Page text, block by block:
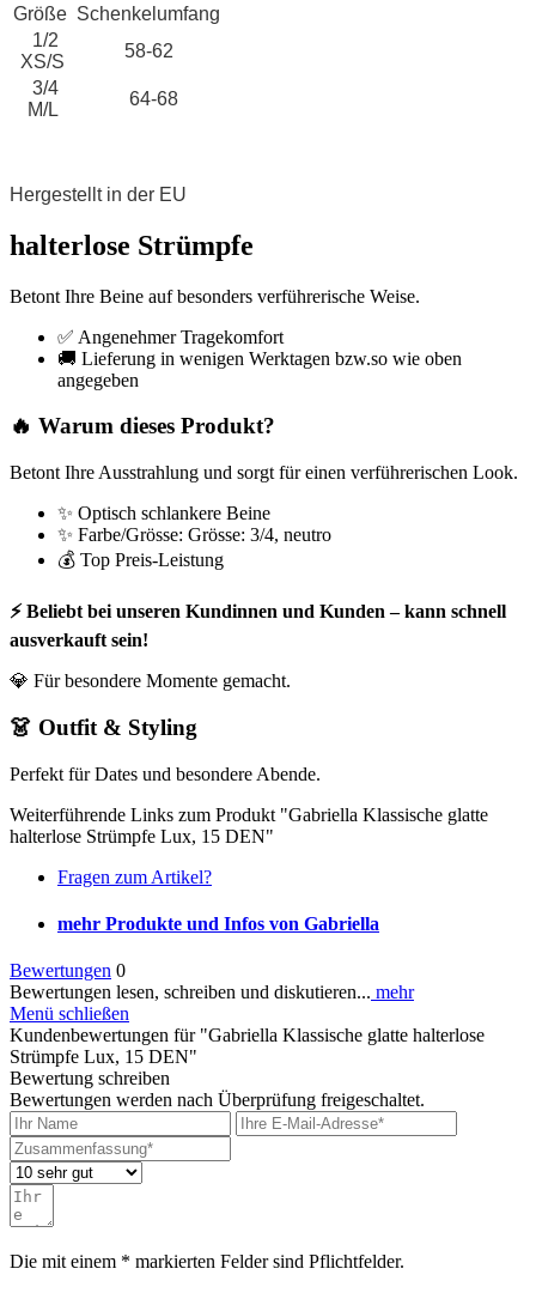
Größe Schenkelumfang
1/2
XS/S
58-62
3/4
M/L
64-68
Hergestellt in der EU
halterlose Strümpfe
Betont Ihre Beine auf besonders verführerische Weise.
✅ Angenehmer Tragekomfort
🚚 Lieferung in wenigen Werktagen bzw.so wie oben
angegeben
🔥 Warum dieses Produkt?
Betont Ihre Ausstrahlung und sorgt für einen verführerischen Look.
✨ Optisch schlankere Beine
✨ Farbe/Grösse: Grösse: 3/4, neutro
💰 Top Preis-Leistung
⚡ Beliebt bei unseren Kundinnen und Kunden – kann schnell
ausverkauft sein!
💎 Für besondere Momente gemacht.
👗 Outfit & Styling
Perfekt für Dates und besondere Abende.
Weiterführende Links zum Produkt "Gabriella Klassische glatte
halterlose Strümpfe Lux, 15 DEN"
Fragen zum Artikel?
mehr Produkte und Infos von Gabriella
Bewertungen 0
Bewertungen lesen, schreiben und diskutieren... mehr
Menü schließen
Kundenbewertungen für "Gabriella Klassische glatte halterlose
Strümpfe Lux, 15 DEN"
Bewertung schreiben
Bewertungen werden nach Überprüfung freigeschaltet.
Die mit einem * markierten Felder sind Pflichtfelder.